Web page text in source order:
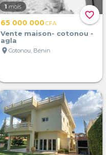
favorite_border
1 mois
65 000 000CFA
Vente maison- cotonou -
agla
location_on Cotonou, Bénin